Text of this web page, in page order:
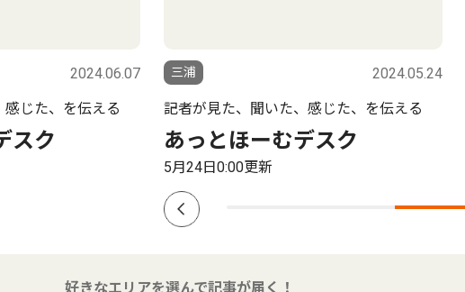
2024.06.07
じた、を伝える
スク
三浦 2024.05.24
記者が見た、聞いた、感じた、を伝える
あっとほーむデスク
5月24日0:00更新
好きなエリアを選んで記事が届く！